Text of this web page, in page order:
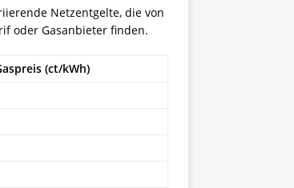
Netzentgelte, die von
oder Gasanbieter finden.
(ct/kWh)